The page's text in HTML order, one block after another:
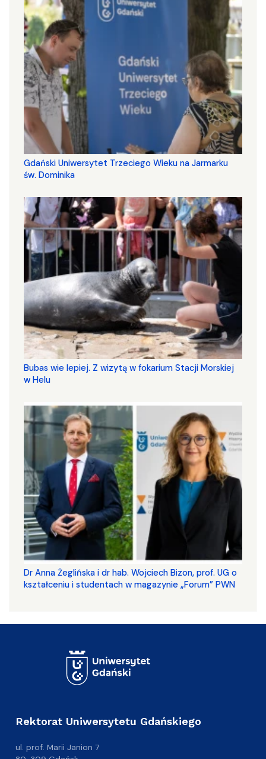
Gdański Uniwersytet Trzeciego Wieku na Jarmarku
św. Dominika
Bubas wie lepiej. Z wizytą w fokarium Stacji Morskiej
w Helu
​​​​​​​Dr Anna Żeglińska i dr hab. Wojciech Bizon, prof. UG o
kształceniu i studentach w magazynie „Forum” PWN
Rektorat Uniwersytetu Gdańskiego
ul. prof. Marii Janion 7